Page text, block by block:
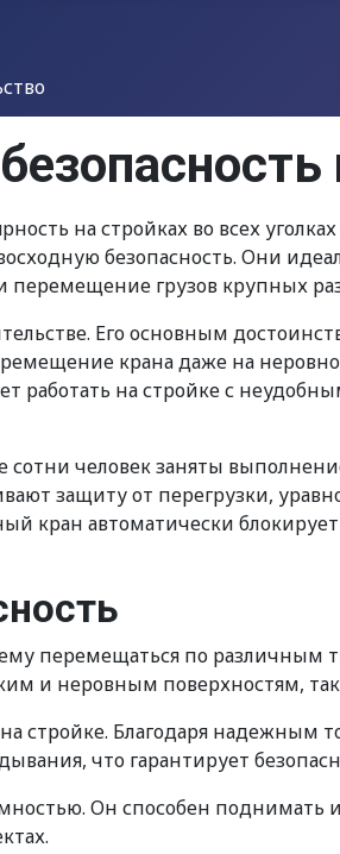
на стройках во всех
безопасность. Они
перемещение грузов крупных
Его основным
крана даже на
работать на стройке с
сотни человек заняты
защиту от перегрузки,
кран автоматически
перемещаться по различным
и неровным поверхностям,
стройке. Благодаря надежным
что гарантирует
Он способен